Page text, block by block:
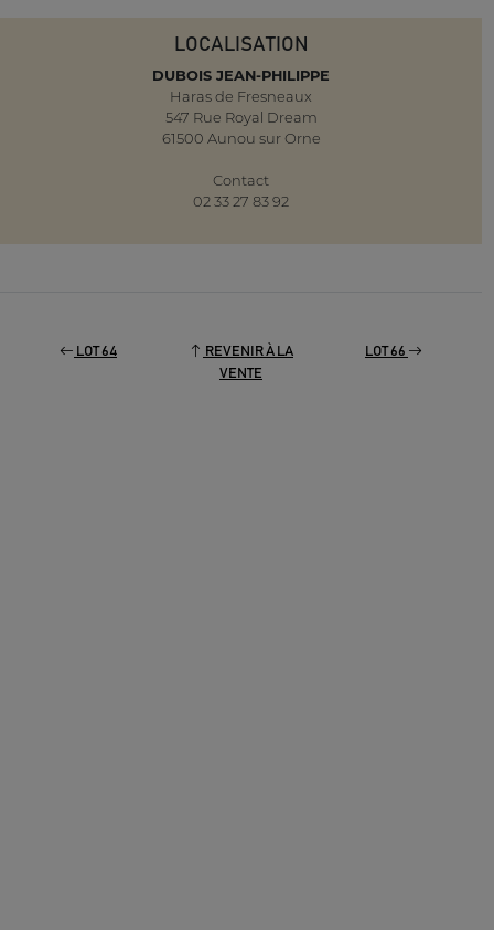
LOCALISATION
DUBOIS JEAN-PHILIPPE
Haras de Fresneaux
547 Rue Royal Dream
61500 Aunou sur Orne
Contact
02 33 27 83 92
LOT 64
REVENIR À LA
VENTE
LOT 66